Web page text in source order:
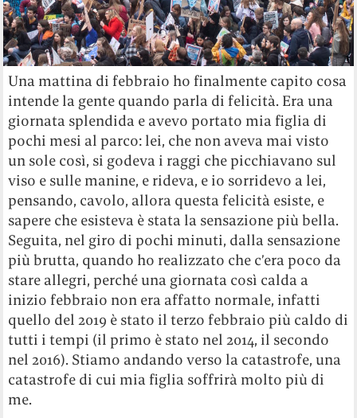
Una mattina di febbraio ho finalmente capito cosa
intende la gente quando parla di felicità. Era una
giornata splendida e avevo portato mia figlia di
pochi mesi al parco: lei, che non aveva mai visto
un sole così, si godeva i raggi che picchiavano sul
viso e sulle manine, e rideva, e io sorridevo a lei,
pensando, cavolo, allora questa felicità esiste, e
sapere che esisteva è stata la sensazione più bella.
Seguita, nel giro di pochi minuti, dalla sensazione
più brutta, quando ho realizzato che c’era poco da
stare allegri, perché una giornata così calda a
inizio febbraio non era affatto normale, infatti
quello del 2019 è stato il terzo febbraio più caldo di
tutti i tempi (il primo è stato nel 2014, il secondo
nel 2016). Stiamo andando verso la catastrofe, una
catastrofe di cui mia figlia soffrirà molto più di
me.